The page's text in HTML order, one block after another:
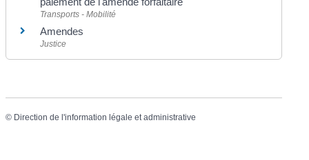
Transports - Mobilité
Amendes
Justice
© Direction de l'information légale et administrative